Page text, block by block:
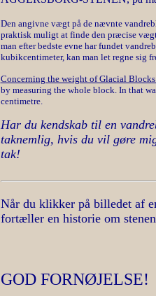
Den angivne vægt på de nævnte
praktisk muligt at finde den præcise
man efter bedste evne har fundet
kubikcentimeter, kan man let regne sig
Concerning the weight of Glacial
by measuring the whole block. In that
centimetre.
Har du kendskab til en
taknemlig, hvis du vil gøre
tak!
Når du klikker på billedet af
fortæller en historie om
GOD FORNØJELSE!